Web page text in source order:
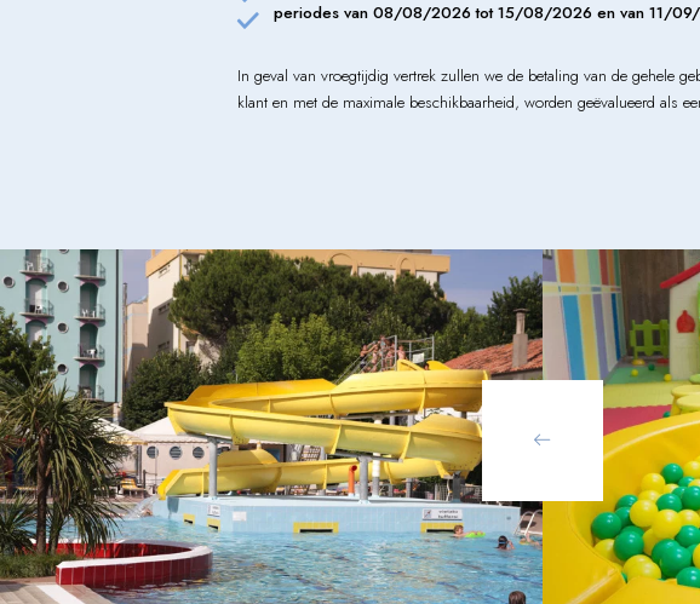
periodes van 08/08/2026 tot 15/08/2026 en van 11/
In geval van vroegtijdig vertrek zullen we de betaling van de gehele
klant en met de maximale beschikbaarheid, worden geëvalueerd als